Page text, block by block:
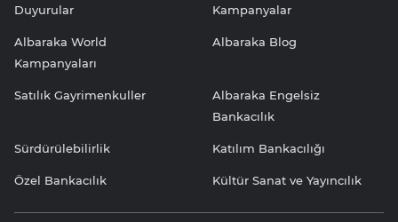
Duyurular Kampanyalar
Albaraka World
Kampanyaları
Albaraka Blog
Satılık Gayrimenkuller
Albaraka Engelsiz
Bankacılık
Sürdürülebilirlik Katılım Bankacılığı
Özel Bankacılık Kültür Sanat ve Yayıncılık